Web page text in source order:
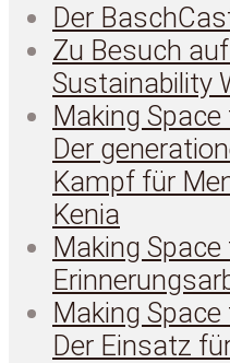
Der
Zu Besuch
Sustainability
Making
Der
Kampf für
Kenia
Making
Making
Der Einsatz